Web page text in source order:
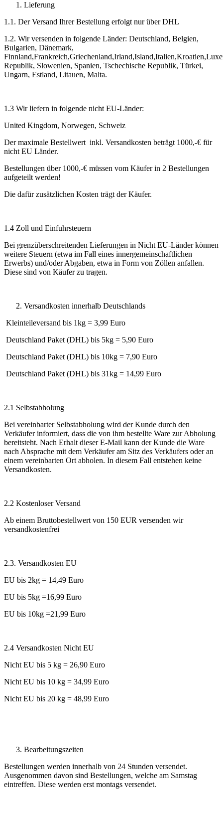
Lieferung
1.1. Der Versand Ihrer Bestellung erfolgt nur über DHL
1.2. Wir versenden in folgende Länder: Deutschland, Belgien,
Bulgarien, Dänemark,
Republik, Slowenien, Spanien, Tschechische Republik, Türkei,
Ungarn, Estland, Litauen, Malta.
1.3 Wir liefern in folgende nicht EU-Länder:
United Kingdom, Norwegen, Schweiz
Der maximale Bestellwert inkl. Versandkosten beträgt 1000,-€ für
nicht EU Länder.
Bestellungen über 1000,-€ müssen vom Käufer in 2 Bestellungen
aufgeteilt werden!
Die dafür zusätzlichen Kosten trägt der Käufer.
1.4 Zoll und Einfuhrsteuern
Bei grenzüberschreitenden Lieferungen in Nicht EU-Länder können
weitere Steuern (etwa im Fall eines innergemeinschaftlichen
Erwerbs) und/oder Abgaben, etwa in Form von Zöllen anfallen.
Diese sind von Käufer zu tragen.
Versandkosten innerhalb Deutschlands
Kleinteileversand bis 1kg = 3,99 Euro
Deutschland Paket (DHL) bis 5kg = 5,90 Euro
Deutschland Paket (DHL) bis 10kg = 7,90 Euro
Deutschland Paket (DHL) bis 31kg = 14,99 Euro
2.1 Selbstabholung
Bei vereinbarter Selbstabholung wird der Kunde durch den
Verkäufer informiert, dass die von ihm bestellte Ware zur Abholung
bereitsteht. Nach Erhalt dieser E-Mail kann der Kunde die Ware
nach Absprache mit dem Verkäufer am Sitz des Verkäufers oder an
einem vereinbarten Ort abholen. In diesem Fall entstehen keine
Versandkosten.
2.2 Kostenloser Versand
Ab einem Bruttobestellwert von 150 EUR versenden wir
versandkostenfrei
2.3. Versandkosten EU
EU bis 2kg = 14,49 Euro
EU bis 5kg =16,99 Euro
EU bis 10kg =21,99 Euro
2.4 Versandkosten Nicht EU
Nicht EU bis 5 kg = 26,90 Euro
Nicht EU bis 10 kg = 34,99 Euro
Nicht EU bis 20 kg = 48,99 Euro
Bearbeitungszeiten
Bestellungen werden innerhalb von 24 Stunden versendet.
Ausgenommen davon sind Bestellungen, welche am Samstag
eintreffen. Diese werden erst montags versendet.